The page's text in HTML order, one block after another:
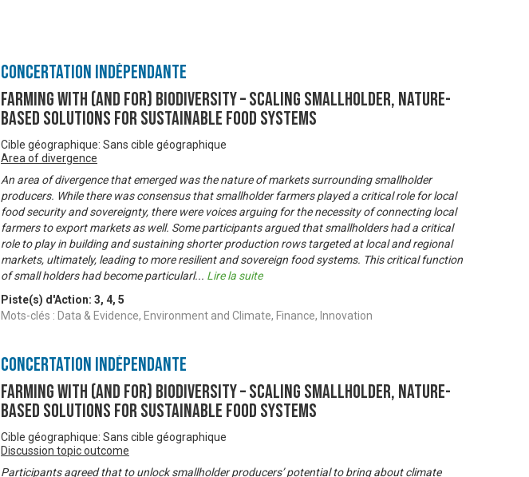
Concertation Indépendante
FARMING WITH (AND FOR) BIODIVERSITY – Scaling smallholder, nature-
based solutions for sustainable food systems
Cible géographique: Sans cible géographique
Area of divergence
An area of divergence that emerged was the nature of markets surrounding smallholder
producers. While there was consensus that smallholder farmers played a critical role for local
food security and sovereignty, there were voices arguing for the necessity of connecting local
farmers to export markets as well. Some participants argued that smallholders had a critical
role to play in building and sustaining shorter production rows targeted at local and regional
markets, ultimately, leading to more resilient and sovereign food systems. This critical function
of small holders had become particularl... Lire la suite
Piste(s) d'Action: 3, 4, 5
Mots-clés : Data & Evidence, Environment and Climate, Finance, Innovation
Concertation Indépendante
FARMING WITH (AND FOR) BIODIVERSITY – Scaling smallholder, nature-
based solutions for sustainable food systems
Cible géographique: Sans cible géographique
Discussion topic outcome
Participants agreed that to unlock smallholder producers’ potential to bring about climate